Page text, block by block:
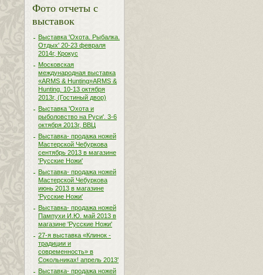
Фото отчеты с
выставок
Выставка 'Охота. Рыбалка.
Отдых' 20-23 февраля
2014г, Крокус
Московская
международная выставка
«ARMS & Hunting»ARMS &
Hunting. 10-13 октября
2013г, (Гостиный двор)
Выставка 'Охота и
рыболовство на Руси'. 3-6
октября 2013г, ВВЦ
Выставка- продажа ножей
Мастерской Чебуркова
сентябрь 2013 в магазине
'Русские Ножи'
Выставка- продажа ножей
Мастерской Чебуркова
июнь 2013 в магазине
'Русские Ножи'
Выставка- продажа ножей
Пампухи И.Ю. май 2013 в
магазине 'Русские Ножи'
27-я выставка «Клинок -
традиции и
современность» в
Сокольниках! апрель 2013'
Выставка- продажа ножей